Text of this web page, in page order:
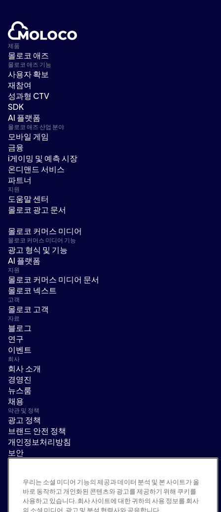
제품
몰로코 애즈
몰로코 애즈 기능
사용자 확보
재참여
성과형 CTV
SDK
AI 플랫폼
몰로코 애즈 산업 분야
모바일 게임
금융
i게이밍 및 예측 시장
온디맨드 서비스
파트너
지원
도움말 센터
몰로코 광고 문서
몰로코 커머스 미디어
몰로코 커머스 미디어 기능
광고 형식 및 기능
AI 플랫폼
지원
몰로코 커머스 미디어 문서
몰로코 넥스트
고객
몰로코 고객
자료
블로그
연구
이벤트
회사
회사 소개
경영진
뉴스룸
채용
약관 및 정책
광고 정책
브랜드 안전 정책
개인정보처리방침
보안
윤리 및 준법 경영
EEO statement & notices
모두 거부
우리는 소셜 미디어 기능의 제공과 데이터 분석 및 본 사이트가 올
바로 동작하고 개인화된 콘텐츠와 광고를 제공하기 위해 쿠키를
사용하고 있습니다. 회사 사이트에 대한 귀하의 사용 정보를 회사
의 소셜 미디어, 광고 및 분석 협력사와 공유합니다.